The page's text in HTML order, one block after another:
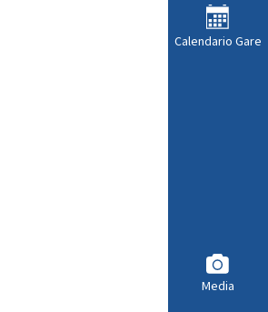
Calendario Gare
Media